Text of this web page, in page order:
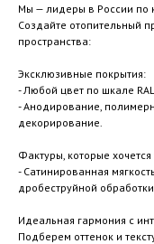
Мы — лидеры в России по
Создайте отопительный
пространства:
Эксклюзивные покрытия:
- Любой цвет по шкале
- Анодирование,
декорирование.
Фактуры, которые хочется
- Сатинированная
дробеструйной обработки.
Идеальная гармония с
Подберем оттенок и